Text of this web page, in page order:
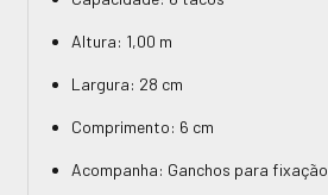
Altura: 1,00 m
Largura: 28 cm
Comprimento: 6 cm
Acompanha: Ganchos para fixação